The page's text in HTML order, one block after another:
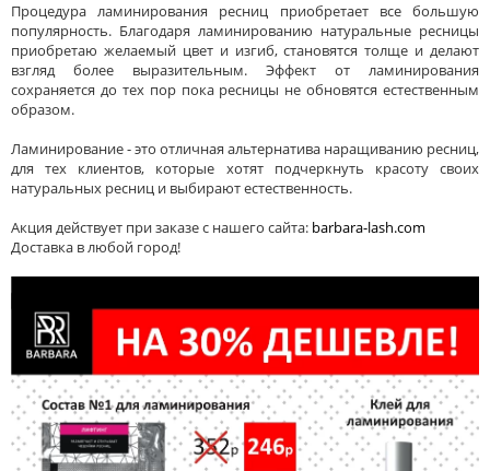
Процедура ламинирования ресниц приобретает все большую
популярность. Благодаря ламинированию натуральные ресницы
приобретаю желаемый цвет и изгиб, становятся толще и делают
взгляд более выразительным. Эффект от ламинирования
сохраняется до тех пор пока ресницы не обновятся естественным
образом.
Ламинирование - это отличная альтернатива наращиванию ресниц,
для тех клиентов, которые хотят подчеркнуть красоту своих
натуральных ресниц и выбирают естественность.
Акция действует при заказе с нашего сайта: barbara-lash.com
Доставка в любой город!